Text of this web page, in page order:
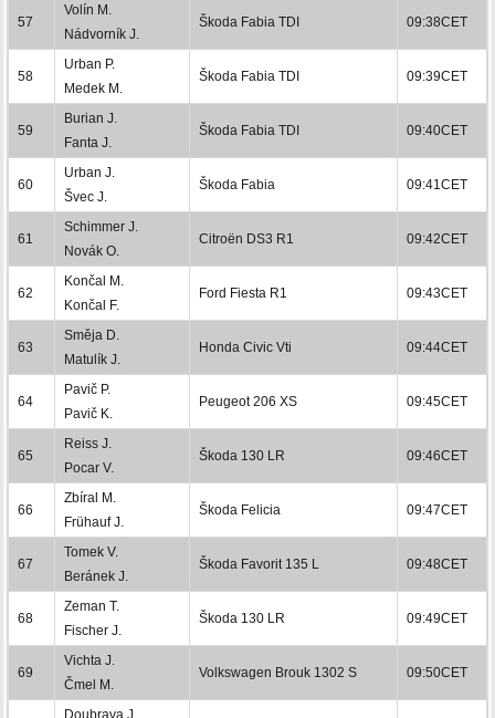
57
Volín M.
Nádvorník J.
Škoda Fabia TDI 09:38CET
58
Urban P.
Medek M.
Škoda Fabia TDI 09:39CET
59
Burian J.
Fanta J.
Škoda Fabia TDI 09:40CET
60
Urban J.
Švec J.
Škoda Fabia 09:41CET
61
Schimmer J.
Novák O.
Citroën DS3 R1 09:42CET
62
Končal M.
Končal F.
Ford Fiesta R1 09:43CET
63
Směja D.
Matulík J.
Honda Civic Vti 09:44CET
64
Pavič P.
Pavič K.
Peugeot 206 XS 09:45CET
65
Reiss J.
Pocar V.
Škoda 130 LR 09:46CET
66
Zbíral M.
Frühauf J.
Škoda Felicia 09:47CET
67
Tomek V.
Beránek J.
Škoda Favorit 135 L 09:48CET
68
Zeman T.
Fischer J.
Škoda 130 LR 09:49CET
69
Vichta J.
Čmel M.
Volkswagen Brouk 1302 S 09:50CET
Doubrava J.